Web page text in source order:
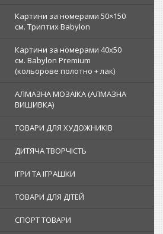
Картини за номерами 50×150
см. Триптих Babylon
Картини за номерами 40х50
см. Babylon Premium
(кольорове полотно + лак)
АЛМАЗНА МОЗАЇКА (АЛМАЗНА
ВИШИВКА)
ТОВАРИ ДЛЯ ХУДОЖНИКІВ
ДИТЯЧА ТВОРЧІСТЬ
ІГРИ ТА ІГРАШКИ
ТОВАРИ ДЛЯ ДІТЕЙ
СПОРТ ТОВАРИ